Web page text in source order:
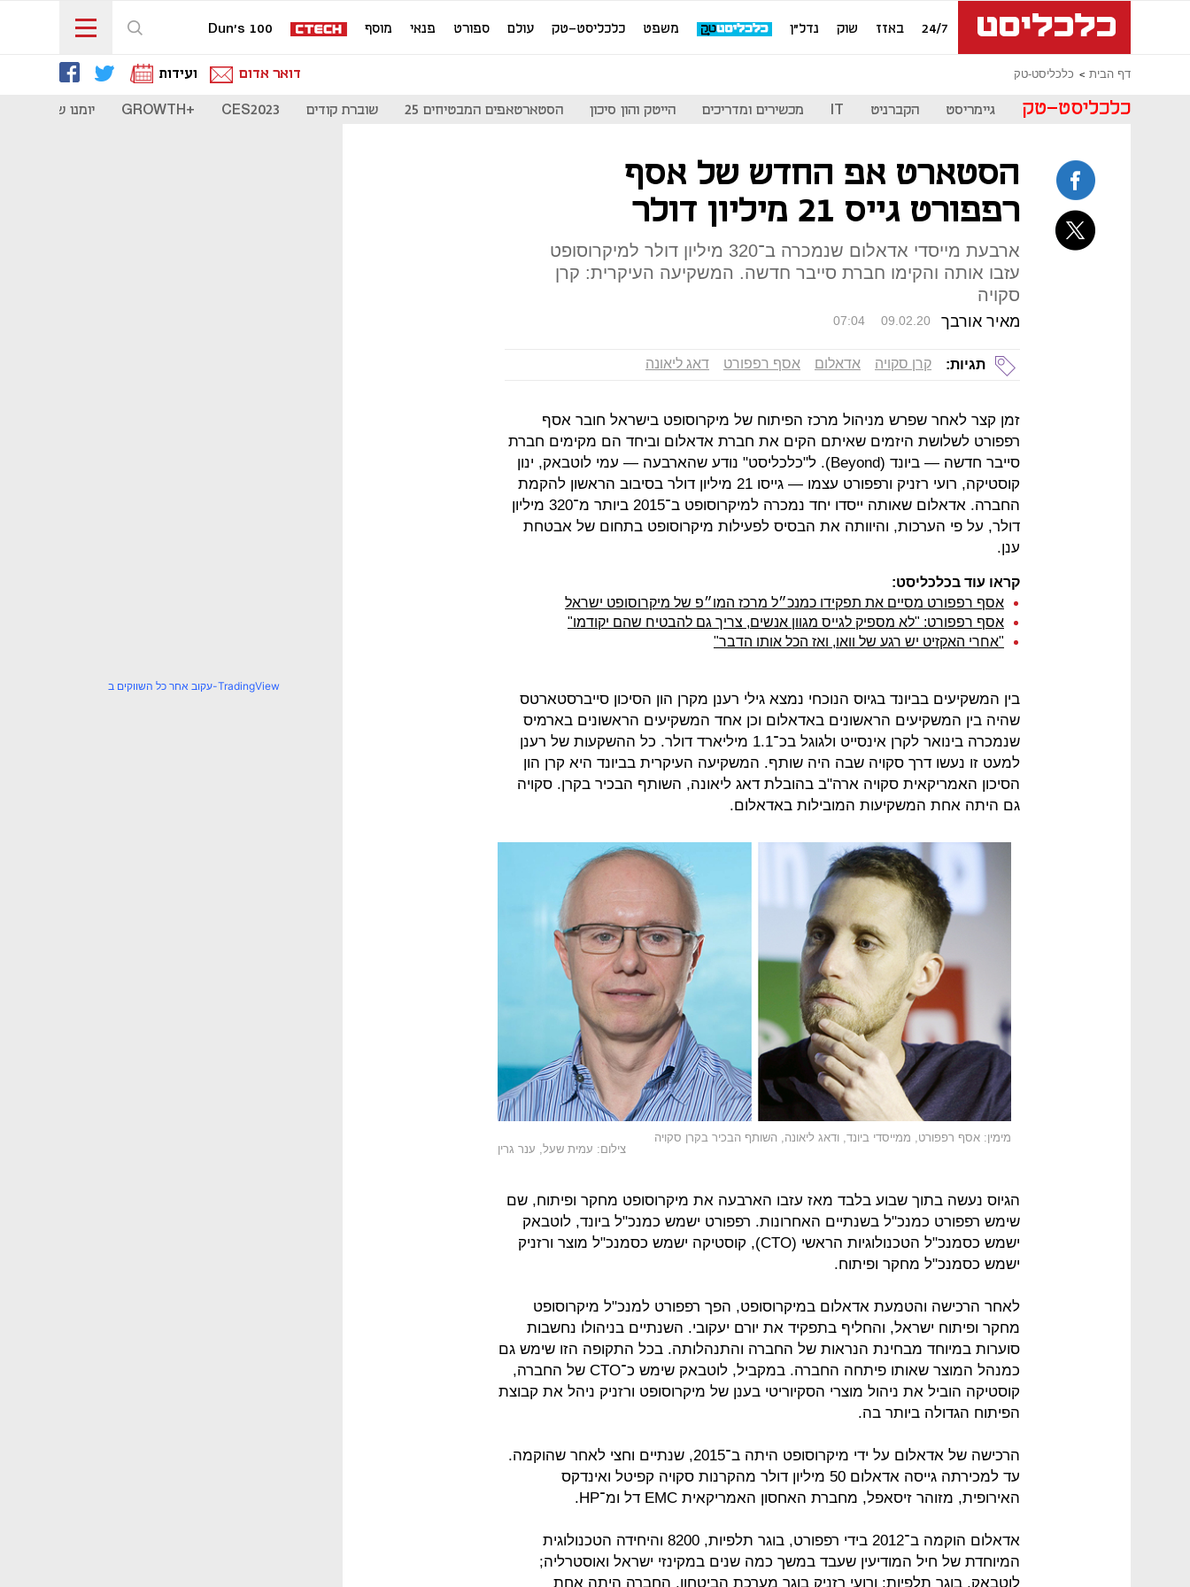
24/7 באזז שוק נדל"ן משפט כלכליסט-טק עולם ספורט פנאי מוסף Dun's 100
דף הבית כלכליסט-טק דואר אדום ועידות
כלכליסט-טק גיימריסט הקברניט IT מכשירים ומדריכים הייטק והון סיכון הסטארטאפים המבטיחים 25 שוברת קודים CES2023
+GROWTH יומנו של
הסטארט אפ החדש של אסף
רפפורט גייס 21 מיליון דולר
ארבעת מייסדי אדאלום שנמכרה ב־320 מיליון דולר למיקרוסופט
עזבו אותה והקימו חברת סייבר חדשה. המשקיעה העיקרית: קרן
סקויה
מאיר אורבך 07:04 09.02.20
תגיות: קרן סקויה אדאלום אסף רפפורט דאג ליאונה
זמן קצר לאחר שפרש מניהול מרכז הפיתוח של מיקרוסופט בישראל חובר אסף
רפפורט לשלושת היזמים שאיתם הקים את חברת אדאלום וביחד הם מקימים חברת
סייבר חדשה — ביונד (Beyond). ל"כלכליסט" נודע שהארבעה — עמי לוטבאק, ינון
קוסטיקה, רועי רזניק ורפפורט עצמו — גייסו 21 מיליון דולר בסיבוב הראשון להקמת
החברה. אדאלום שאותה ייסדו יחד נמכרה למיקרוסופט ב־2015 ביותר מ־320 מיליון
דולר, על פי הערכות, והיוותה את הבסיס לפעילות מיקרוסופט בתחום של אבטחת
ענן.
קראו עוד בכלכליסט:
אסף רפפורט מסיים את תפקידו כמנכ״ל מרכז המו״פ של מיקרוסופט ישראל
אסף רפפורט: "לא מספיק לגייס מגוון אנשים, צריך גם להבטיח שהם יקודמו"
"אחרי האקזיט יש רגע של וואו, ואז הכל אותו הדבר"
בין המשקיעים בביונד בגיוס הנוכחי נמצא גילי רענן מקרן הון הסיכון סייברסטארטס
שהיה בין המשקיעים הראשונים באדאלום וכן אחד המשקיעים הראשונים בארמיס
שנמכרה בינואר לקרן אינסייט ולגוגל בכ־1.1 מיליארד דולר. כל ההשקעות של רענן
למעט זו נעשו דרך סקויה שבה היה שותף. המשקיעה העיקרית בביונד היא קרן הון
הסיכון האמריקאית סקויה ארה"ב בהובלת דאג ליאונה, השותף הבכיר בקרן. סקויה
גם היתה אחת המשקיעות המובילות באדאלום.
מימין: אסף רפפורט, ממייסדי ביונד, ודאג ליאונה, השותף הבכיר בקרן סקויה
צילום: עמית שעל, ענר גרין
הגיוס נעשה בתוך שבוע בלבד מאז עזבו הארבעה את מיקרוסופט מחקר ופיתוח, שם
שימש רפפורט כמנכ"ל בשנתיים האחרונות. רפפורט ישמש כמנכ"ל ביונד, לוטבאק
ישמש כסמנכ"ל הטכנולוגיות הראשי (CTO), קוסטיקה ישמש כסמנכ"ל מוצר ורזניק
ישמש כסמנכ"ל מחקר ופיתוח.
לאחר הרכישה והטמעת אדאלום במיקרוסופט, הפך רפפורט למנכ"ל מיקרוסופט
מחקר ופיתוח ישראל, והחליף בתפקיד את יורם יעקובי. השנתיים בניהולו נחשבות
סוערות במיוחד מבחינת הנראות של החברה והתנהלותה. בכל התקופה הזו שימש גם
כמנהל המוצר שאותו פיתחה החברה. במקביל, לוטבאק שימש כ־CTO של החברה,
קוסטיקה הוביל את ניהול מוצרי הסקיוריטי בענן של מיקרוסופט ורזניק ניהל את קבוצת
הפיתוח הגדולה ביותר בה.
הרכישה של אדאלום על ידי מיקרוסופט היתה ב־2015, שנתיים וחצי לאחר שהוקמה.
עד למכירתה גייסה אדאלום 50 מיליון דולר מהקרנות סקויה קפיטל ואינדקס
האירופית, מזוהר זיסאפל, מחברת האחסון האמריקאית EMC דל ומ־HP.
אדאלום הוקמה ב־2012 בידי רפפורט, בוגר תלפיות, 8200 והיחידה הטכנולוגית
המיוחדת של חיל המודיעין שעבד במשך כמה שנים במקינזי ישראל ואוסטרליה;
לוטבאק, בוגר תלפיות; ורועי רזניק בוגר מערכת הביטחון. החברה היתה אחת
עקוב אחר כל השווקים ב-TradingView